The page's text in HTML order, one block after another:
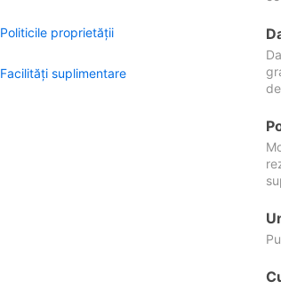
Politicile proprietății
Facilităţi suplimentare